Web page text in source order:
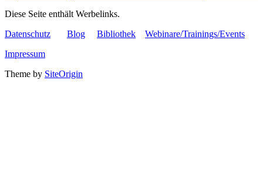
Diese Seite enthält Werbelinks.
Datenschutz
Blog Bibliothek
Webinare/Trainings/Events
Impressum
Theme by SiteOrigin